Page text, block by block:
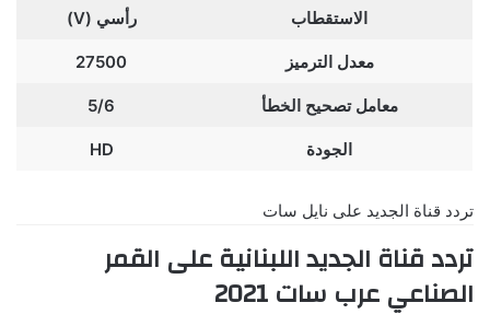
الاستقطاب رأسي (V)
معدل الترميز 27500
معامل تصحيح الخطأ 5/6
الجودة HD
تردد قناة الجديد على نايل سات
تردد قناة الجديد اللبنانية على القمر
الصناعي عرب سات 2021